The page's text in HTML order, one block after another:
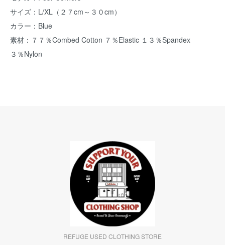
サイズ：L/XL（２７cm～３０cm）
カラー：Blue
素材：７７％Combed Cotton ７％Elastic １３％Spandex
３％Nylon
REFUGE USED CLOTHING STORE